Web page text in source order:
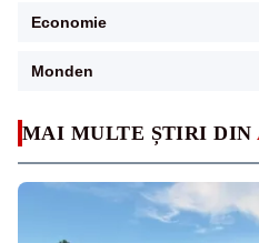
MAI MULTE ȘTIRI DIN
Economie
Monden